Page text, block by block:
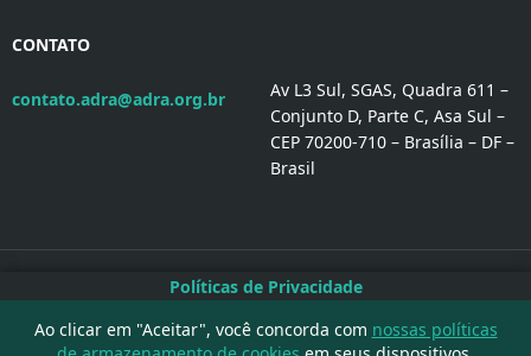
CONTATO
contato.adra@adra.org.br
Av L3 Sul, SGAS, Quadra 611 –
Conjunto D, Parte C, Asa Sul –
CEP 70200-710 – Brasília – DF –
Brasil
Políticas de Privacidade
Políticas ADRA Brasil
Vagas de Emprego
Ao clicar em "Aceitar", você concorda com nossas políticas